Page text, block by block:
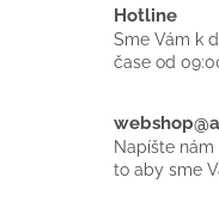
Hotline
Sme Vám k
čase od
Napíšte nám
to aby sme